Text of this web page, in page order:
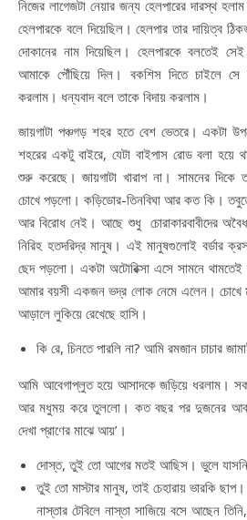
নিজের লাগেজটা নেয়ার জন্য হেলপারের দারস্থ
হেলপারকে বলে দিয়েছিল। হেলপার তার দায়িত্ব
দোকানের নাম দিয়েছিল। হেলপারকে বলতেই
আমাকে পৌঁছিয়ে দিল। বকশিস দিতে চাইলে সে
করলাম। ধন্যবাদ বলে তাকে বিদায় করলাম।
জায়গাটা পঞ্চগড় শহর হতে বেশ ভেতরে। একটা
শহরের একটু বাইরে, যেটা বাইপাস রোড বলা হয়ে
শুরু করেছে। জায়গাটা খারাপ না। সামনের দিকে
চোখে পড়লো। কড়িডোর-তিনবিঘা আর কত কি। তবুতো
আর বিরোধ নেই। আছে শুধু চোরাকারবাবীদের
নিরিহ হতদরিদ্র মানুষ। এই মানুষগুলোই বর্ডার
ছেদ পড়লো। একটা অটোরিক্সা এসে সামনে থামতেই
আমার বয়সী একজন ভদ্র লোক নেমে এলেন। চোখে
আড়ালে লুকিয়ে রেখেছে হাসি।
কি রে, চিনতে পারলি না? আমি রমজান চাচার
আমি আবেগাপ্লুত হয়ে আসাদকে জড়িয়ে ধরলাম।
আর মধুময় করে তুললো। কত বছর পর দুজনের
দেখা প্রাণের মাঝে আয়’।
দোস্ত, তুই তো আগের মতই আছিস। ভুলে
তুই তো মাস্টার মানুষ, তাই চেহারায় ভারকি
নাস্তার টেবিলে নাস্তা সাজিয়ে বসে আছেন